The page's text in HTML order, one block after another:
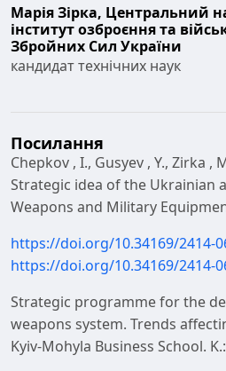
Марія Зірка, Центральний
інститут озброєння та
Збройних Сил України
кандидат технічних наук
Посилання
Chepkov , I., Gusyev , Y., Zirka ,
Strategic idea of the Ukrainian
Weapons and Military
https://doi.org/10.34169/2414-
https://doi.org/10.34169/2414-
Strategic programme for the
weapons system. Trends
Kyiv-Mohyla Business School.